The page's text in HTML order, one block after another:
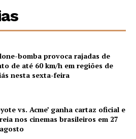
bomba provoca rajadas de
de até 60 km/h em regiões de
nesta sexta-feira
vs. Acme’ ganha cartaz oficial e
nos cinemas brasileiros em 27